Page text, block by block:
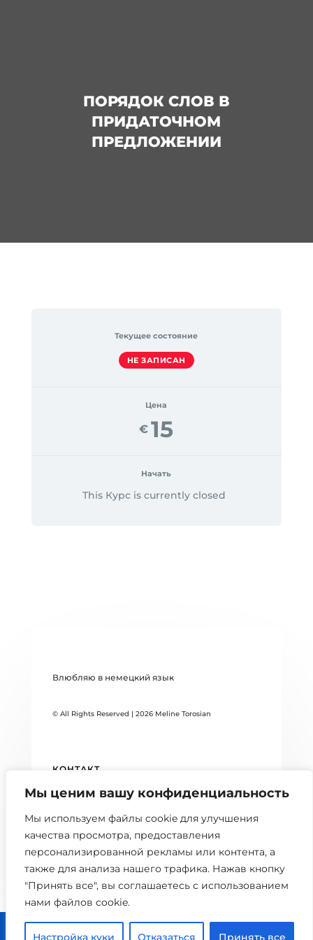
Мы ценим вашу конфиденциальность
Мы используем файлы cookie для улучшения
качества просмотра, предоставления
персонализированной рекламы или контента, а
также для анализа нашего трафика. Нажав кнопку
"Принять все", вы соглашаетесь с использованием
нами файлов cookie.
Настройка куки Отказаться Принять все
  
ПОРЯДОК СЛОВ В
ПРИДАТОЧНОМ
ПРЕДЛОЖЕНИИ
Текущее состояние
НЕ ЗАПИСАН
Цена
€ 15
Начать
This Курс is currently closed
Влюбляю в немецкий язык
© All Rights Reserved | 2026 Meline Torosian
КОНТАКТ
DATENSCHUTZERKLÄRUNG
БЛОГ